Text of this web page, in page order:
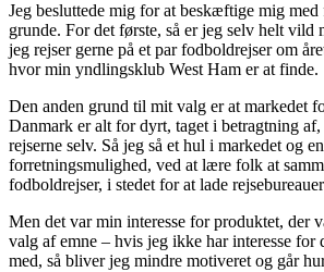
Jeg besluttede mig for at beskæftige mig
grunde. For det første, så er jeg selv helt vild
jeg rejser gerne på et par fodboldrejser om
hvor min yndlingsklub West Ham er at finde.
Den anden grund til mit valg er at markedet
Danmark er alt for dyrt, taget i betragtning
rejserne selv. Så jeg så et hul i markedet og
forretningsmulighed, ved at lære folk at
fodboldrejser, i stedet for at lade
Men det var min interesse for produktet, der
valg af emne – hvis jeg ikke har interesse for
med, så bliver jeg mindre motiveret og går